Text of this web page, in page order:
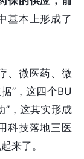
基本上形成了
、微医药、微
”，这四个BU
”，这其实形成
科技落地三医
来了。